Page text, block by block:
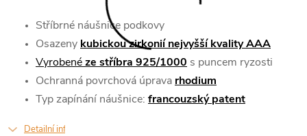
Stříbrné náušnice podkovy
Osazeny kubickou zirkonií nejvyšší kvality AAA
Vyrobenéze stříbra 925/1000 s puncem ryzosti
Ochranná povrchová úprava rhodium
Typ zapínání náušnice: francouzský patent
Detailní informace